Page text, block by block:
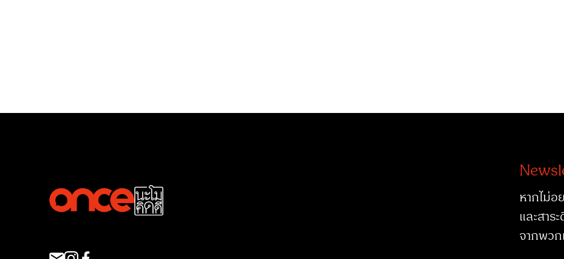
หากไม่อ
และสาร
จากพวก